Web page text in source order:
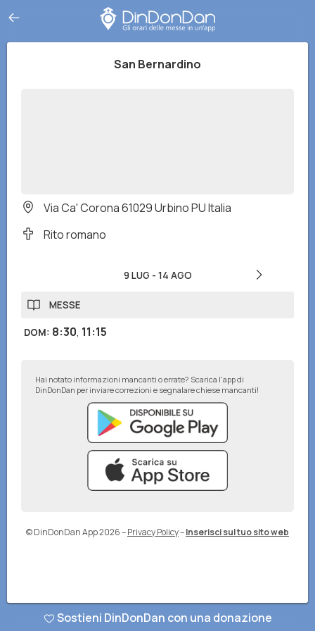
San Bernardino
Via Ca' Corona 61029 Urbino PU Italia
Rito romano
9 LUG - 14 AGO
MESSE
DOM: 8:30, 11:15
Hai notato informazioni mancanti o errate? Scarica l'app di
DinDonDan per inviare correzioni e segnalare chiese mancanti!
© DinDonDan App 2026–Privacy Policy–Inserisci sul tuo sito web
Sostieni DinDonDan con una donazione